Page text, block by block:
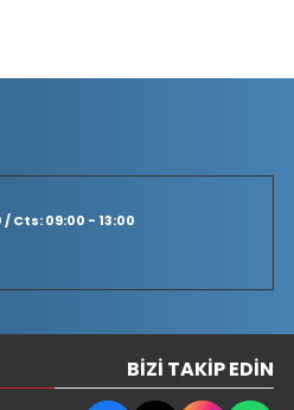
Cts: 09:00 - 13:00
BIZI TAKIP EDIN